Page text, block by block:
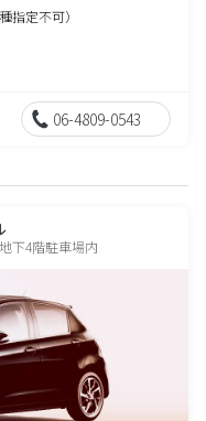
定不可）
06-4809-0543
下4階駐車場内